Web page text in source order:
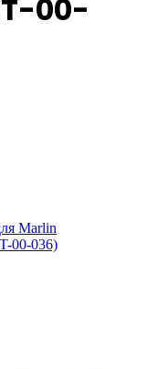
00-
Marlin
00-036)